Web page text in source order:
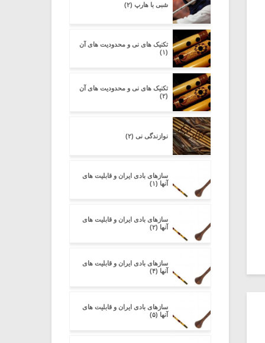
شبی با هارپ (۲)
تکنیک های نی و محدودیت های آن
(۱)
تکنیک های نی و محدودیت های آن
(۲)
نوازندگی نی (۲)
سازهای بادی ایران و قابلیت های
آنها (۱)
سازهای بادی ایران و قابلیت های
آنها (۲)
سازهای بادی ایران و قابلیت های
آنها (۴)
سازهای بادی ایران و قابلیت های
آنها (۵)